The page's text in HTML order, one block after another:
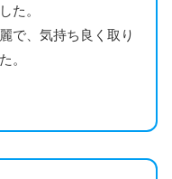
た。
で、気持ち良く取り
。